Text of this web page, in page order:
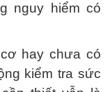
nguy hiểm có
hay chưa có
kiểm tra sức